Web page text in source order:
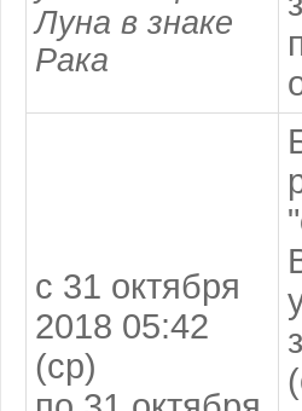
Луна в знаке
Рака
с 31 октября
2018 05:42
(ср)
"